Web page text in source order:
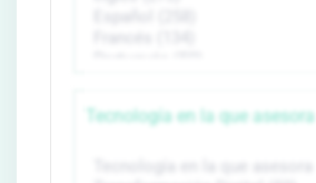
Tecnología en la que asesora